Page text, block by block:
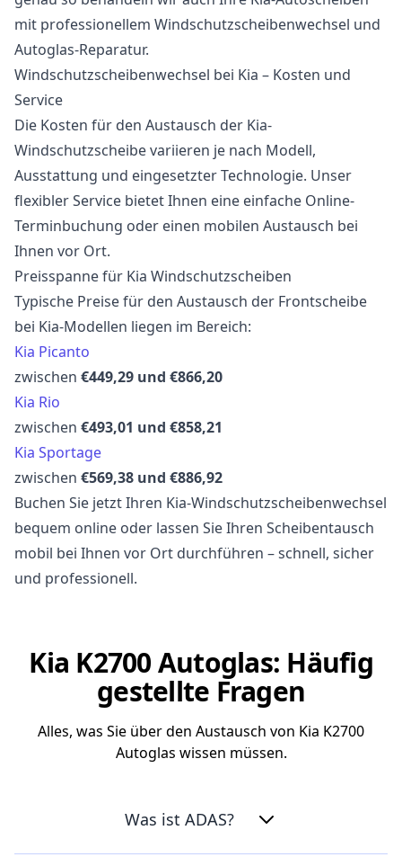
mit professionellem Windschutzscheibenwechsel und
Autoglas-Reparatur.
Windschutzscheibenwechsel bei Kia – Kosten und
Service
Die Kosten für den Austausch der Kia-
Windschutzscheibe variieren je nach Modell,
Ausstattung und eingesetzter Technologie. Unser
flexibler Service bietet Ihnen eine einfache Online-
Terminbuchung oder einen mobilen Austausch bei
Ihnen vor Ort.
Preisspanne für Kia Windschutzscheiben
Typische Preise für den Austausch der Frontscheibe
bei Kia-Modellen liegen im Bereich:
Kia Picanto
zwischen €449,29 und €866,20
Kia Rio
zwischen €493,01 und €858,21
Kia Sportage
zwischen €569,38 und €886,92
Buchen Sie jetzt Ihren Kia-Windschutzscheibenwechsel
bequem online oder lassen Sie Ihren Scheibentausch
mobil bei Ihnen vor Ort durchführen – schnell, sicher
und professionell.
Kia K2700 Autoglas: Häufig
gestellte Fragen
Alles, was Sie über den Austausch von Kia K2700
Autoglas wissen müssen.
Was ist ADAS?